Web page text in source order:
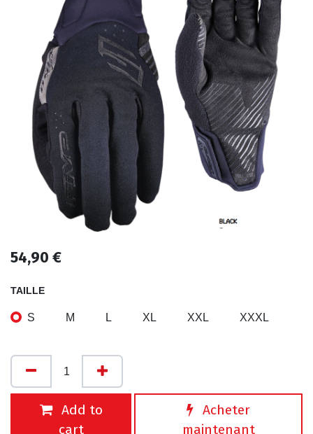
54,90 €
TAILLE
S M L XL XXL XXXL
Add to
cart
Acheter
maintenant